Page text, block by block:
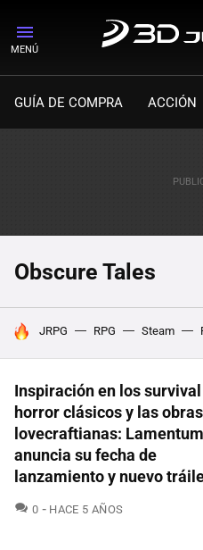
MENÚ
GUÍA DE COMPRA ACCIÓN
Obscure Tales
HOY SE HABLA DE
JRPG RPG Steam
Inspiración en los survival
horror clásicos y las obras
lovecraftianas: Lamentum
anuncia su fecha de
lanzamiento y nuevo
0 COMENTARIOS
HACE 5 AÑOS